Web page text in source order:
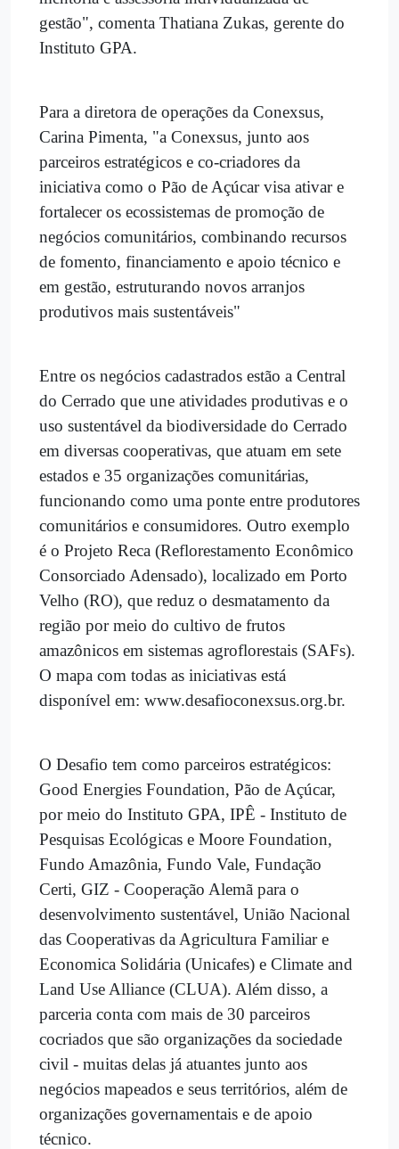
gestão", comenta Thatiana Zukas, gerente do
Instituto GPA.
Para a diretora de operações da Conexsus,
Carina Pimenta, "a Conexsus, junto aos
parceiros estratégicos e co-criadores da
iniciativa como o Pão de Açúcar visa ativar e
fortalecer os ecossistemas de promoção de
negócios comunitários, combinando recursos
de fomento, financiamento e apoio técnico e
em gestão, estruturando novos arranjos
produtivos mais sustentáveis"
Entre os negócios cadastrados estão a Central
do Cerrado que une atividades produtivas e o
uso sustentável da biodiversidade do Cerrado
em diversas cooperativas, que atuam em sete
estados e 35 organizações comunitárias,
funcionando como uma ponte entre produtores
comunitários e consumidores. Outro exemplo
é o Projeto Reca (Reflorestamento Econômico
Consorciado Adensado), localizado em Porto
Velho (RO), que reduz o desmatamento da
região por meio do cultivo de frutos
amazônicos em sistemas agroflorestais (SAFs).
O mapa com todas as iniciativas está
disponível em: www.desafioconexsus.org.br.
O Desafio tem como parceiros estratégicos:
Good Energies Foundation, Pão de Açúcar,
por meio do Instituto GPA, IPÊ - Instituto de
Pesquisas Ecológicas e Moore Foundation,
Fundo Amazônia, Fundo Vale, Fundação
Certi, GIZ - Cooperação Alemã para o
desenvolvimento sustentável, União Nacional
das Cooperativas da Agricultura Familiar e
Economica Solidária (Unicafes) e Climate and
Land Use Alliance (CLUA). Além disso, a
parceria conta com mais de 30 parceiros
cocriados que são organizações da sociedade
civil - muitas delas já atuantes junto aos
negócios mapeados e seus territórios, além de
organizações governamentais e de apoio
técnico.